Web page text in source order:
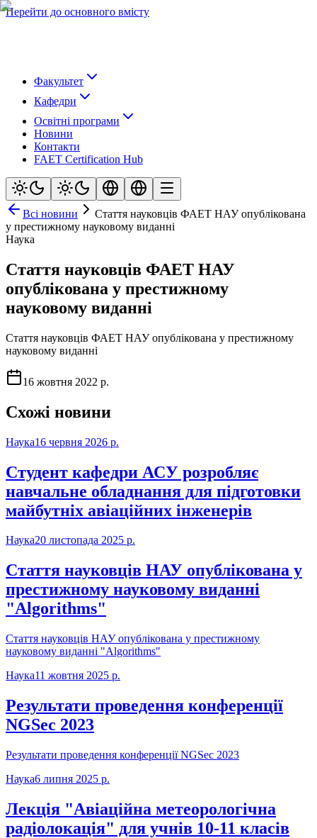
Перейти до основного вмісту
Факультет
Кафедри
Освітні програми
Новини
Контакти
FAET Certification Hub
Всі новини
Стаття науковців ФАЕТ НАУ опублікована
у престижному науковому виданні
Наука
Стаття науковців ФАЕТ НАУ
опублікована у престижному
науковому виданні
Стаття науковців ФАЕТ НАУ опублікована у престижному
науковому виданні
16 жовтня 2022 р.
Схожі новини
Наука16 червня 2026 р.
Студент кафедри АСУ розробляє
навчальне обладнання для підготовки
майбутніх авіаційних інженерів
Наука20 листопада 2025 р.
Стаття науковців НАУ опублікована у
престижному науковому виданні
"Algorithms"
Стаття науковців НАУ опублікована у престижному
науковому виданні "Algorithms"
Наука11 жовтня 2025 р.
Результати проведення конференції
NGSec 2023
Результати проведення конференції NGSec 2023
Наука6 липня 2025 р.
Лекція "Авіаційна метеорологічна
радіолокація" для учнів 10-11 класів